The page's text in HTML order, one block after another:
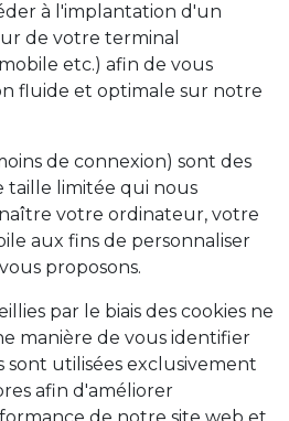
à l'implantation d'un
de votre terminal
etc.) afin de vous
fluide et optimale sur notre
de connexion) sont des
taille limitée qui nous
votre ordinateur, votre
aux fins de personnaliser
proposons.
par le biais des cookies ne
manière de vous identifier
sont utilisées exclusivement
afin d'améliorer